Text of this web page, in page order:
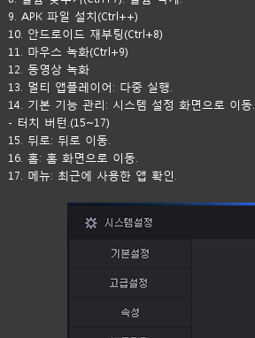
9. APK 파일 설치(Ctrl++)
10. 안드로이드 재부팅(Ctrl+8)
11. 마우스 녹화(Ctrl+9)
12. 동영상 녹화
13. 멀티 앱플레이어: 다중 실행.
14. 기본 기능 관리: 시스템 설정 화면으로 이동.
- 터치 버턴.(15~17)
15. 뒤로: 뒤로 이동.
16. 홈: 홈 화면으로 이동.
17. 메뉴: 최근에 사용한 앱 확인.